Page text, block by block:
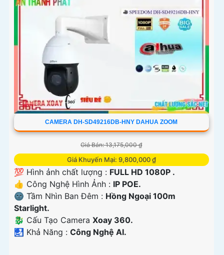
CAMERA DH-SD49216DB-HNY DAHUA ZOOM
Giá Bán: 13,175,000 ₫
Giá Khuyến Mại: 9,800,000 ₫
💯 Hình ảnh chất lượng : FULL HD 1080P .
👍 Công Nghệ Hình Ảnh : IP POE.
🌚 Tầm Nhìn Ban Đêm : Hồng Ngoại 100m
Starlight.
🐉️ Cấu Tạo Camera Xoay 360.
️🛃 Khả Năng : Công Nghệ AI.